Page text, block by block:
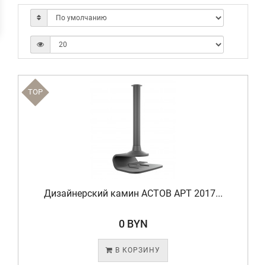
TOP
Дизайнерский камин АСТОВ АРТ 2017...
0 BYN
В КОРЗИНУ